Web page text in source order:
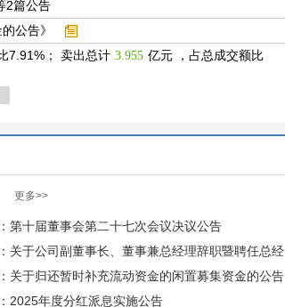
2篇公告
公告》
7.91%； 卖出总计 3.955 亿元 ，占总成交额比
更多>>
第十届董事会第二十七次会议决议公告
关于公司副董事长、董事兼总经理辞职暨聘任总经
关于归还暂时补充流动资金的闲置募集资金的公告
2025年度分红派息实施公告